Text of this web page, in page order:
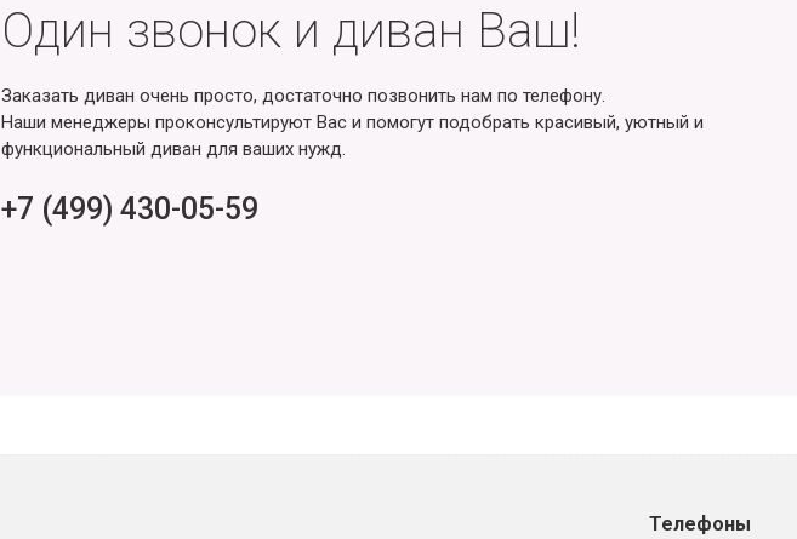
Один звонок и диван Ваш!
Заказать диван очень просто, достаточно позвонить нам по телефону.
Наши менеджеры проконсультируют Вас и помогут подобрать красивый, уютный и
функциональный диван для ваших нужд.
+7 (499) 430-05-59
Телефоны